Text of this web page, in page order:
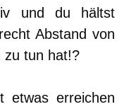
und du hältst
Abstand von
zu tun hat!?
etwas erreichen